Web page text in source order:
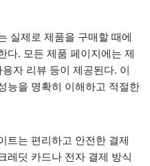
실제로 제품을 구매할 때에
다. 모든 제품 페이지에는 제
자 리뷰 등이 제공된다. 이
능을 명확히 이해하고 적절한
트는 편리하고 안전한 결제
레딧 카드나 전자 결제 방식